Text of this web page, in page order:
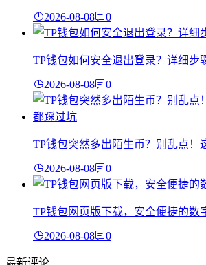
2026-08-08 0
TP钱包如何安全退出登录？详细步
2026-08-08 0
TP钱包突然多出陌生币？别乱点！
2026-08-08 0
TP钱包网页版下载，安全便捷的数
2026-08-08 0